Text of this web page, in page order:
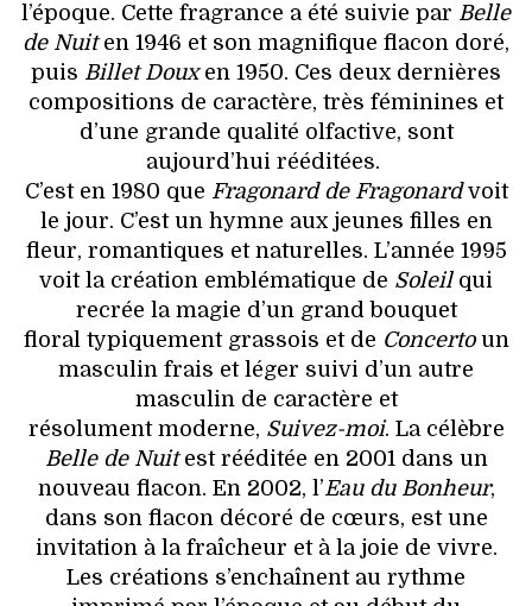
l’époque. Cette fragrance a été suivie par Belle
de Nuiten 1946 et son magnifique flacon doré,
puis Billet Douxen 1950. Ces deux dernières
compositions de caractère, très féminines et
d’une grande qualité olfactive, sont
aujourd’hui rééditées.
C’est en 1980 que Fragonard de Fragonardvoit
le jour. C’est un hymne aux jeunes filles en
fleur, romantiques et naturelles. L’année 1995
voit la création emblématique de Soleil qui
recrée la magie d’un grand bouquet
floral typiquement grassois et de Concertoun
masculin frais et léger suivi d’un autre
masculin de caractère et
résolument moderne, Suivez-moi. La célèbre
Belle de Nuitest rééditée en 2001 dans un
nouveau flacon. En 2002, l’Eau du Bonheur,
dans son flacon décoré de cœurs, est une
invitation à la fraîcheur et à la joie de vivre.
Les créations s’enchaînent au rythme